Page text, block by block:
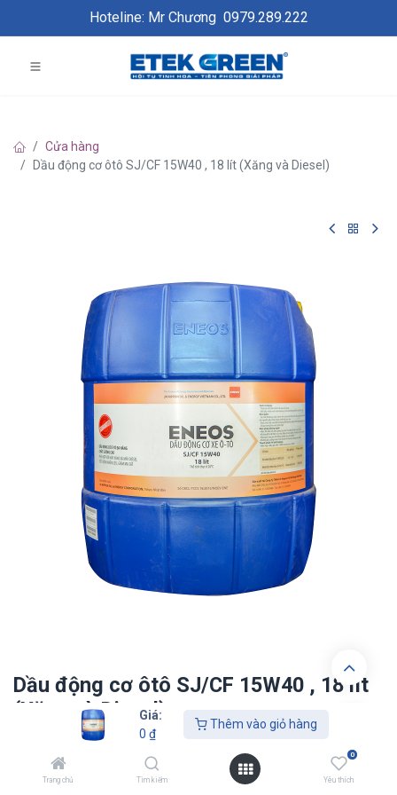
Giá:
0 ₫
Thêm vào giỏ hàng
Trang chủ Tìm kiếm
0
Yêu thích
Hoteline: Mr Chương 0979.289.222
Cửa hàng
Dầu động cơ ôtô SJ/CF 15W40 , 18 lít (Xăng và Diesel)
Dầu động cơ ôtô SJ/CF 15W40 , 18 lít
(Xăng và Diesel)